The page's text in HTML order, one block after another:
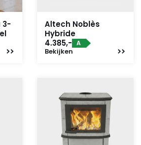
3-
Altech Noblès
Hybride
4.385,- A
Bekijken